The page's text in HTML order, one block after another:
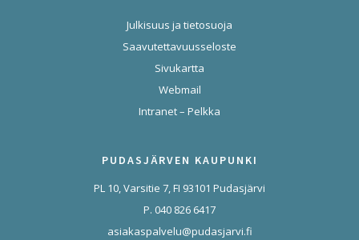
Julkisuus ja tietosuoja
Saavutettavuusseloste
Sivukartta
Webmail
Intranet – Pelkka
PUDASJÄRVEN KAUPUNKI
PL 10, Varsitie 7, FI 93101 Pudasjärvi
P. 040 826 6417
asiakaspalvelu@pudasjarvi.fi